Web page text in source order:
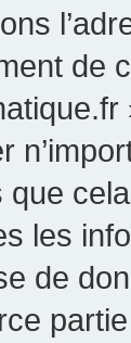
de
que
les
de